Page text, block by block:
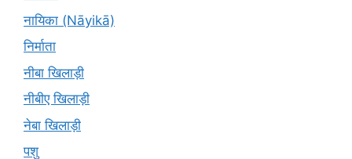
नायिका (Nāyikā)
निर्माता
नीबा खिलाड़ी
नीबीए खिलाड़ी
नेबा खिलाड़ी
पशु